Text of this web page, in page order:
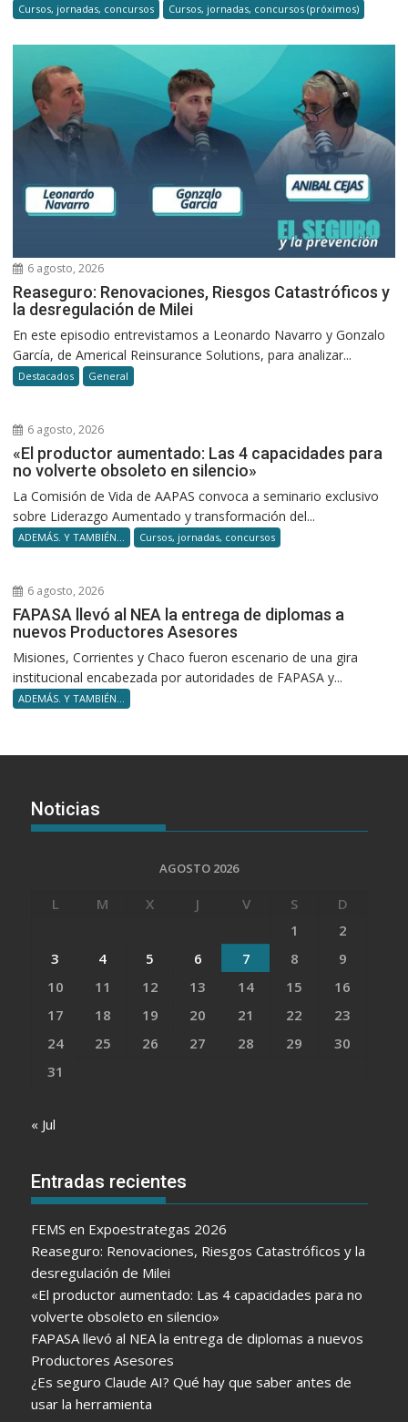
Cursos, jornadas, concursos Cursos, jornadas, concursos (próximos)
6 agosto, 2026
Reaseguro: Renovaciones, Riesgos Catastróficos y
la desregulación de Milei
En este episodio entrevistamos a Leonardo Navarro y Gonzalo
García, de Americal Reinsurance Solutions, para analizar...
Destacados General
6 agosto, 2026
«El productor aumentado: Las 4 capacidades para
no volverte obsoleto en silencio»
La Comisión de Vida de AAPAS convoca a seminario exclusivo
sobre Liderazgo Aumentado y transformación del...
ADEMÁS. Y TAMBIÉN... Cursos, jornadas, concursos
6 agosto, 2026
FAPASA llevó al NEA la entrega de diplomas a
nuevos Productores Asesores
Misiones, Corrientes y Chaco fueron escenario de una gira
institucional encabezada por autoridades de FAPASA y...
ADEMÁS. Y TAMBIÉN...
Noticias
AGOSTO 2026
L M X J V S
D
1
2
3
4 5 6 7 8
9
10
11 12 13 14 15
16
17
18 19 20 21 22
23
24
25 26 27 28 29
30
31
« Jul
Entradas recientes
FEMS en Expoestrategas 2026
Reaseguro: Renovaciones, Riesgos Catastróficos y la
desregulación de Milei
«El productor aumentado: Las 4 capacidades para no
volverte obsoleto en silencio»
FAPASA llevó al NEA la entrega de diplomas a nuevos
Productores Asesores
¿Es seguro Claude AI? Qué hay que saber antes de
usar la herramienta